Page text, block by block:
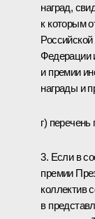
наград,
к которым
Федерации
и премии
награды и
г)
3. Если в
премии
коллектив
в